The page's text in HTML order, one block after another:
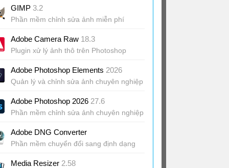
GIMP 3.2
Phần mềm chỉnh sửa ảnh miễn phí
Adobe Camera Raw 18.3
Plugin xử lý ảnh thô trên Photoshop
Adobe Photoshop Elements 2026
Quản lý và chỉnh sửa ảnh chuyên nghiệp
Adobe Photoshop 2026 27.6
Phần mềm chỉnh sửa ảnh chuyên nghiệp
Adobe DNG Converter
Phần mềm chuyển đổi sang định dạng
Media Resizer 2.58